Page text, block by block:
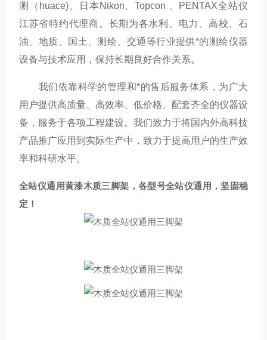
测（huace)、日本Nikon、Topcon 、PENTAX全站仪
江苏省特约代理商。长期为各水利、电力、高校、石
油、地质、国土、测绘、交通等行业提供*的测绘仪器
设备与技术应用，保持长期良好合作关系。
我们依靠科学的管理和*的售后服务体系，为广大
用户提供高质量、高效率、低价格、配套齐全的仪器设
备，服务于各项工程建设。我们致力于将国内外高科技
产品推广应用到实际生产中，致力于提高用户的生产效
率和科研水平。
全站仪通用黄漆木质三脚架，各型号全站仪通用，坚固稳
定！